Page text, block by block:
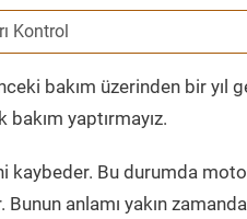
Kontrol
bakım üzerinden bir yıl
yaptırmayız.
kaybeder. Bu durumda
anlamı yakın zamanda